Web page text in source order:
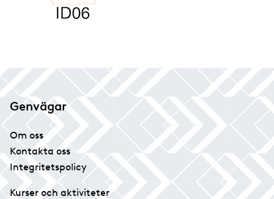
Genvägar
Om oss
Kontakta oss
Integritetspolicy
Kurser och aktiviteter